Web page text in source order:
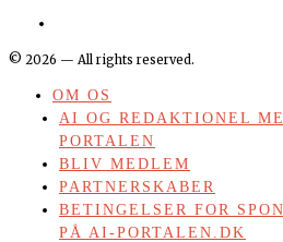
© 2026 — All rights reserved.
OM OS
AI OG REDAKTIONEL
PORTALEN
BLIV MEDLEM
PARTNERSKABER
BETINGELSER FOR
PÅ AI-PORTALEN.DK